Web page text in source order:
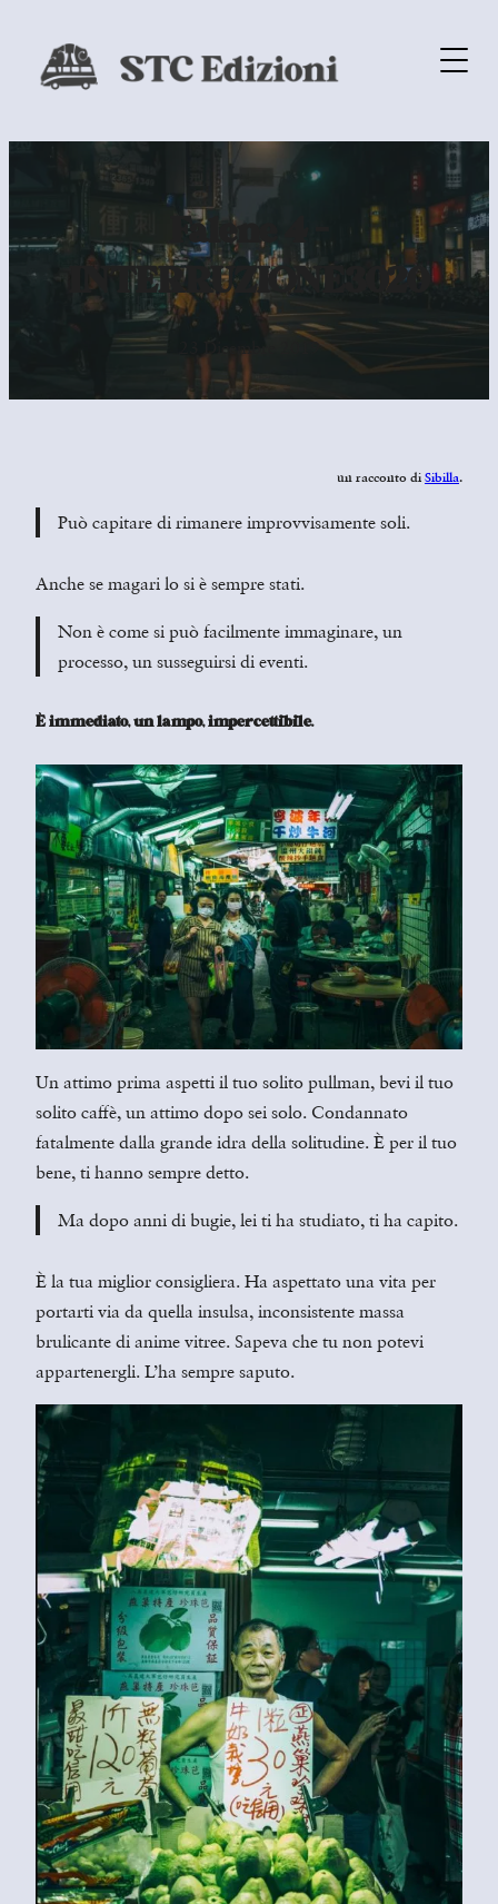
Falene 4 –
INTERRUZIONE3020
23 Dicembre 2019
un racconto di Sibilla.
Può capitare di rimanere improvvisamente soli.
Anche se magari lo si è sempre stati.
Non è come si può facilmente immaginare, un
processo, un susseguirsi di eventi.
È immediato, un lampo, impercettibile.
Un attimo prima aspetti il tuo solito pullman, bevi il tuo
solito caffè, un attimo dopo sei solo. Condannato
fatalmente dalla grande idra della solitudine. È per il tuo
bene, ti hanno sempre detto.
Ma dopo anni di bugie, lei ti ha studiato, ti ha capito.
È la tua miglior consigliera. Ha aspettato una vita per
portarti via da quella insulsa, inconsistente massa
brulicante di anime vitree. Sapeva che tu non potevi
appartenergli. L’ha sempre saputo.